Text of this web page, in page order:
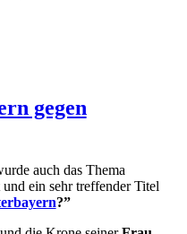
gegen
auch das Thema
ein sehr treffender Titel
?”